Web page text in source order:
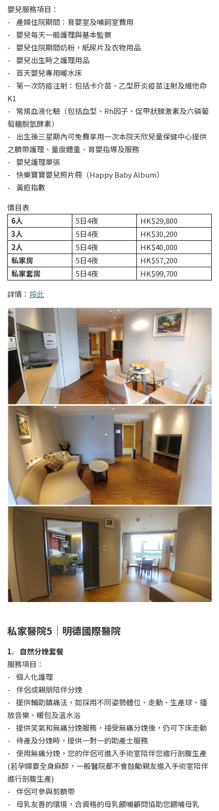
嬰兒服務項目：
- 產婦住院期間：育嬰室及哺飼室費用
- 嬰兒每天一般護理與基本監察
- 嬰兒住院期間奶粉，紙尿片及衣物用品
- 嬰兒出生時之護理用品
- 首天嬰兒專用暖水床
- 第一次防疫注射：包括卡介苗、乙型肝炎疫苗注射及維他命
K1
- 常規血液化驗（包括血型、Rh因子、促甲狀腺激素及六磷葡
萄糖脫氫酵素）
- 出生後三星期內可免費享用一次本院天欣兒童保健中心提供
之臍帶護理、量度體重、育嬰指導及服務
- 嬰兒護理單張
- 快樂寶寶嬰兒照片冊（Happy Baby Album）
- 黃疸指數
價目表
6人 5日4夜
HK$29,800
3人 5日4夜
HK$30,200
2人 5日4夜
HK$40,000
私家房
5日4夜
HK$57,200
私家套房
5日4夜
HK$99,700
詳情： 按此
私家醫院5｜明德國際醫院
1. 自然分娩套餐
服務項目：
- 個人化護理
- 伴侶或親朋陪伴分娩
- 提供輔助鎮痛法，如採用不同姿勢體位、走動、生產球、播
放音樂、暖包及溫水浴
- 提供笑氣和無痛分娩服務，接受無痛分娩後，仍可下床走動
- 待產及分娩時，提供一對一的助產士服務
- 使用無痛分娩，您的伴侶可進入手術室陪伴您進行剖腹生產
(若孕婦要全身麻醉，一般醫院都不會鼓勵親友進入手術室陪伴
進行剖腹生產)
- 伴侶可參與剪臍帶
- 母乳友善的環境，合資格的母乳餵哺顧問協助您餵哺母乳